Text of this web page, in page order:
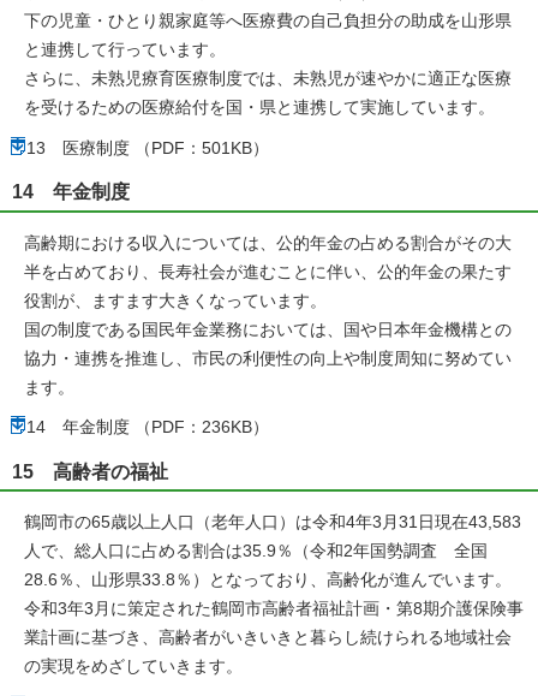
下の児童・ひとり親家庭等へ医療費の自己負担分の助成を山形県
と連携して行っています。
さらに、未熟児療育医療制度では、未熟児が速やかに適正な医療
を受けるための医療給付を国・県と連携して実施しています。
13 医療制度 （PDF：501KB）
14 年金制度
高齢期における収入については、公的年金の占める割合がその大
半を占めており、長寿社会が進むことに伴い、公的年金の果たす
役割が、ますます大きくなっています。
国の制度である国民年金業務においては、国や日本年金機構との
協力・連携を推進し、市民の利便性の向上や制度周知に努めてい
ます。
14 年金制度 （PDF：236KB）
15 高齢者の福祉
鶴岡市の65歳以上人口（老年人口）は令和4年3月31日現在43,583
人で、総人口に占める割合は35.9％（令和2年国勢調査 全国
28.6％、山形県33.8％）となっており、高齢化が進んでいます。
令和3年3月に策定された鶴岡市高齢者福祉計画・第8期介護保険事
業計画に基づき、高齢者がいきいきと暮らし続けられる地域社会
の実現をめざしていきます。